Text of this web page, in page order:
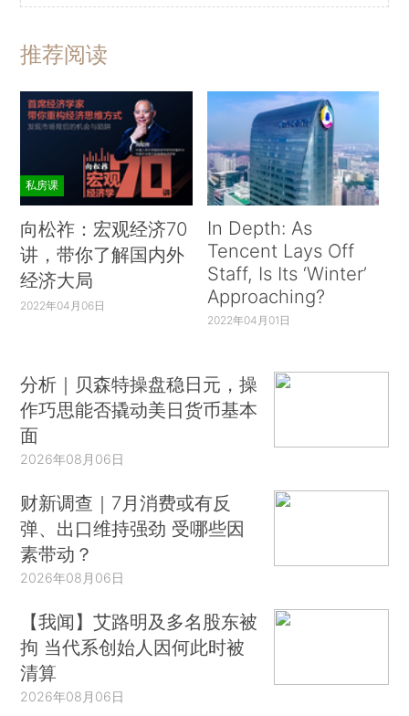
推荐阅读
私房课
向松祚：宏观经济70
讲，带你了解国内外
经济大局
2022年04月06日
In Depth: As
Tencent Lays Off
Staff, Is Its ‘Winter’
Approaching?
2022年04月01日
分析｜贝森特操盘稳日元，操
作巧思能否撬动美日货币基本
面
2026年08月06日
财新调查｜7月消费或有反
弹、出口维持强劲 受哪些因
素带动？
2026年08月06日
【我闻】艾路明及多名股东被
拘 当代系创始人因何此时被
清算
2026年08月06日